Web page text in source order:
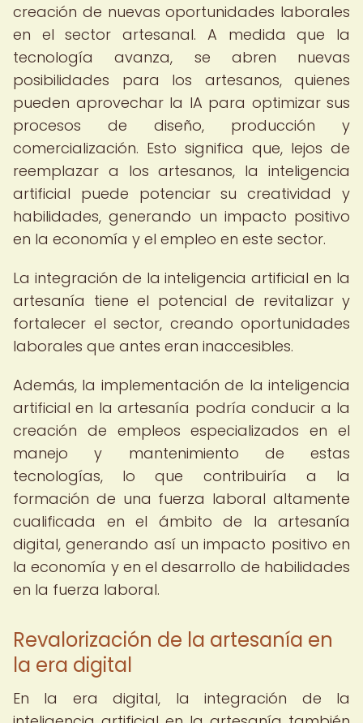
creación de nuevas oportunidades laborales
en el sector artesanal. A medida que la
tecnología avanza, se abren nuevas
posibilidades para los artesanos, quienes
pueden aprovechar la IA para optimizar sus
procesos de diseño, producción y
comercialización. Esto significa que, lejos de
reemplazar a los artesanos, la inteligencia
artificial puede potenciar su creatividad y
habilidades, generando un impacto positivo
en la economía y el empleo en este sector.
La integración de la inteligencia artificial en la
artesanía tiene el potencial de revitalizar y
fortalecer el sector, creando oportunidades
laborales que antes eran inaccesibles.
Además, la implementación de la inteligencia
artificial en la artesanía podría conducir a la
creación de empleos especializados en el
manejo y mantenimiento de estas
tecnologías, lo que contribuiría a la
formación de una fuerza laboral altamente
cualificada en el ámbito de la artesanía
digital, generando así un impacto positivo en
la economía y en el desarrollo de habilidades
en la fuerza laboral.
Revalorización de la artesanía en
la era digital
En la era digital, la integración de la